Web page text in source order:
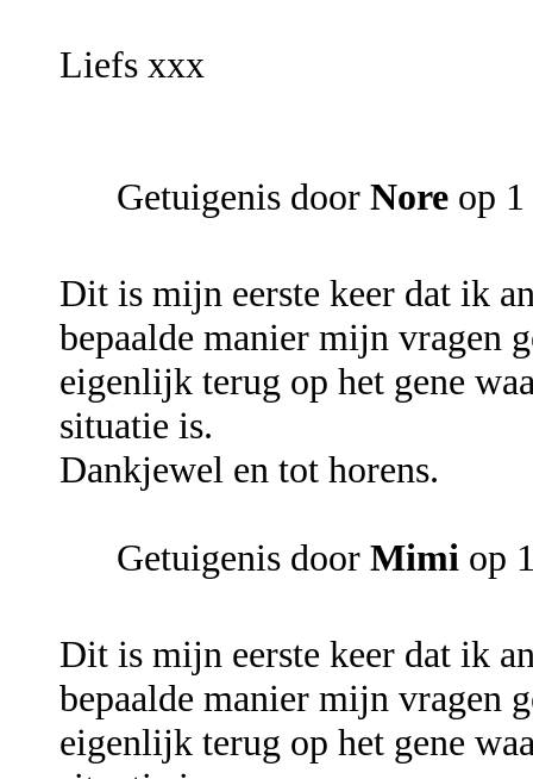
Liefs xxx
Getuigenis door Nore op
Dit is mijn eerste keer dat ik
bepaalde manier mijn vragen
eigenlijk terug op het gene
situatie is.
Dankjewel en tot horens.
Getuigenis door Mimi op
Dit is mijn eerste keer dat ik
bepaalde manier mijn vragen
eigenlijk terug op het gene